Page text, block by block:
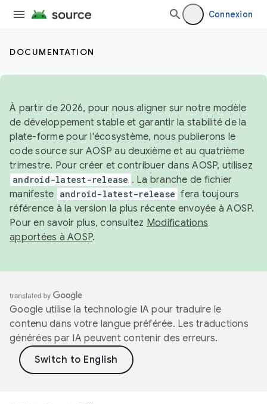
Connexion
DOCUMENTATION
À partir de 2026, pour nous aligner sur notre modèle
de développement stable et garantir la stabilité de la
plate-forme pour l'écosystème, nous publierons le
code source sur AOSP au deuxième et au quatrième
trimestre. Pour créer et contribuer dans AOSP, utilisez
android-latest-release . La branche de fichier
manifeste android-latest-release fera toujours
référence à la version la plus récente envoyée à AOSP.
Pour en savoir plus, consultez Modifications
apportées à AOSP.
Google utilise la technologie IA pour traduire le
contenu dans votre langue préférée. Les traductions
générées par IA peuvent contenir des erreurs.